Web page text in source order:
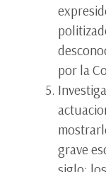
por la
grave